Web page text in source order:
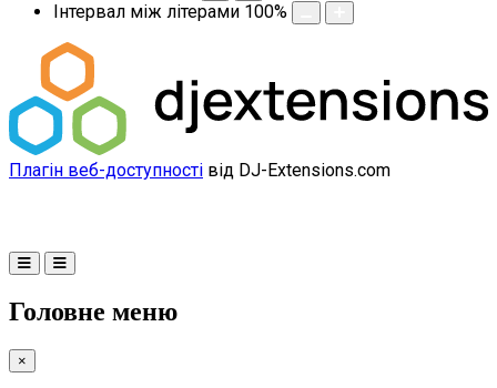
Інтервал між літерами 100%
Плагін веб-доступності від DJ-Extensions.com
Головне меню
×